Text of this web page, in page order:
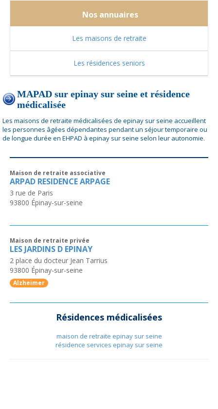
Nos annuaires
Les maisons de retraite
Les résidences seniors
MAPAD sur epinay sur seine et résidence
médicalisée
Les maisons de retraite médicalisées de epinay sur seine accueillent
les personnes âgées dépendantes pendant un séjour temporaire ou
de longue durée en EHPAD à epinay sur seine selon leur autonomie.
Maison de retraite associative
ARPAD RESIDENCE ARPAGE
3 rue de Paris
93800 Épinay-sur-seine
Maison de retraite privée
LES JARDINS D EPINAY
2 place du docteur Jean Tarrius
93800 Épinay-sur-seine
Alzheimer
Résidences médicalisées
maison de retraite epinay sur seine
résidence services epinay sur seine